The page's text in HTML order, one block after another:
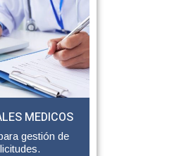
MEDICOS
gestión de